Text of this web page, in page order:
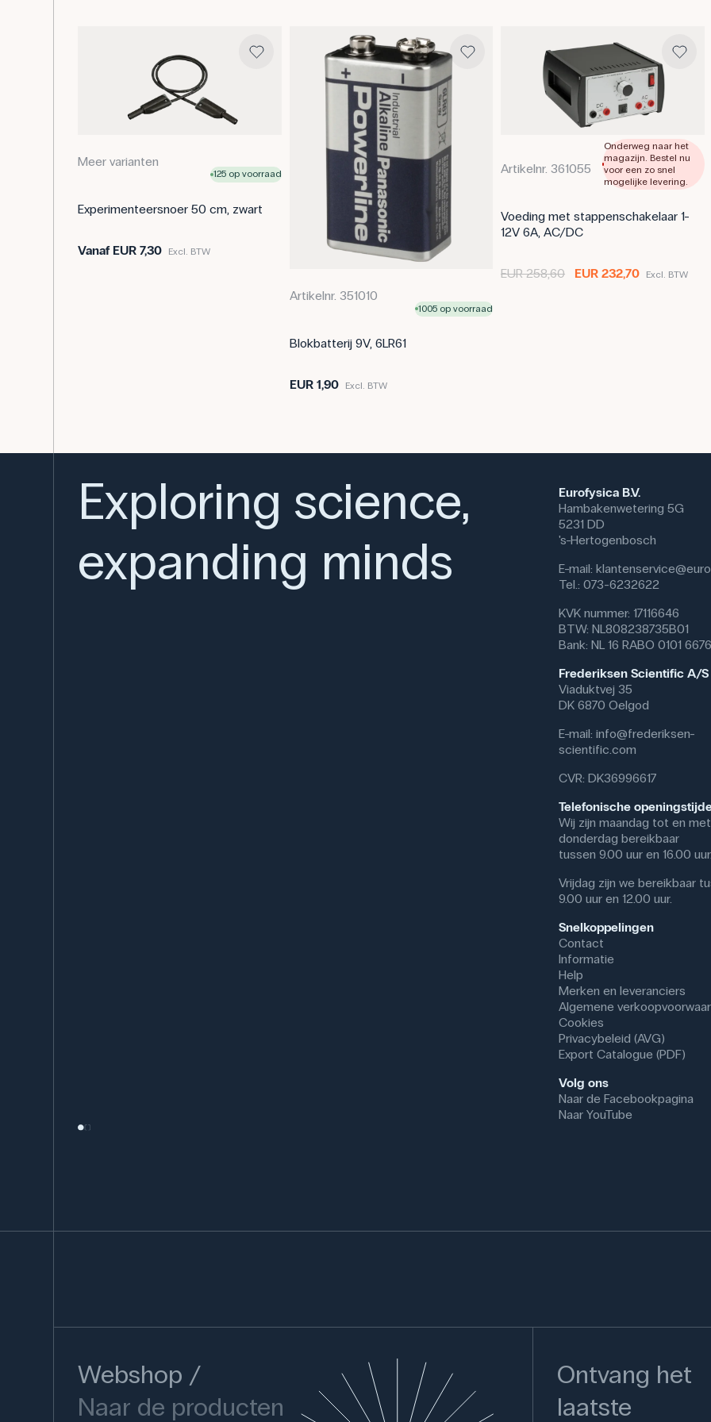
begrijpen van spanningsniveaus.
Specificaties
Afmetingen: (L x W) 120 mm
Spanning: 9 V
Weerstand: 10000000 Ω
Batterijtype: 9V
Meer varianten
125 op voorraad
Experimenteersnoer 50 cm, zwart
VanafEUR 7,30 Excl. BTW
Artikelnr. 351010
1005 op voorraad
Blokbatterij 9V, 6LR61
EUR 1,90 Excl. BTW
Artikelnr. 361055
Onderweg naar het
magazijn. Bestel nu
voor een zo snel
mogelijke levering.
Voeding met stappenschakelaar 1-
12V 6A, AC/DC
EUR 258,60 EUR 232,70 Excl. BTW
Exploring science,
expanding minds
Eurofysica B.V.
Hambakenwetering 5G
5231 DD
's-Hertogenbosch
E-mail:
Tel.: 073-6232622
KVK nummer: 17116646
BTW: NL808238735B01
Bank: NL 16 RABO 0101
Frederiksen Scientific A/S
Viaduktvej 35
DK 6870 Oelgod
E-mail: info@frederiksen-
scientific.com
CVR: DK36996617
Telefonische
Wij zijn maandag tot en met
donderdag bereikbaar
tussen 9.00 uur en 16.00 uur.
Vrijdag zijn we bereikbaar
9.00 uur en 12.00 uur.
Snelkoppelingen
Contact
Informatie
Help
Merken en leveranciers
Algemene
Cookies
Privacybeleid (AVG)
Export Catalogue (PDF)
Volg ons
Naar de Facebookpagina
Naar YouTube
Webshop
Naar de producten
Ontvang het
laatste